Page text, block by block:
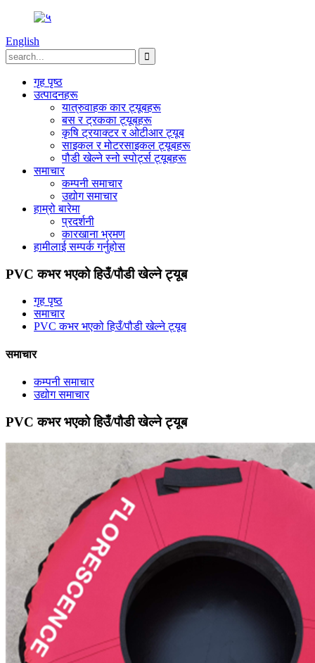
English
गृह पृष्ठ
उत्पादनहरू
यात्रुवाहक कार ट्यूबहरू
बस र ट्रकका ट्यूबहरू
कृषि ट्रयाक्टर र ओटीआर ट्यूब
साइकल र मोटरसाइकल ट्यूबहरू
पौडी खेल्ने स्नो स्पोर्ट्स ट्यूबहरू
समाचार
कम्पनी समाचार
उद्योग समाचार
हाम्रो बारेमा
प्रदर्शनी
कारखाना भ्रमण
हामीलाई सम्पर्क गर्नुहोस
PVC कभर भएको हिउँ/पौडी खेल्ने ट्यूब
गृह पृष्ठ
समाचार
PVC कभर भएको हिउँ/पौडी खेल्ने ट्यूब
समाचार
कम्पनी समाचार
उद्योग समाचार
PVC कभर भएको हिउँ/पौडी खेल्ने ट्यूब